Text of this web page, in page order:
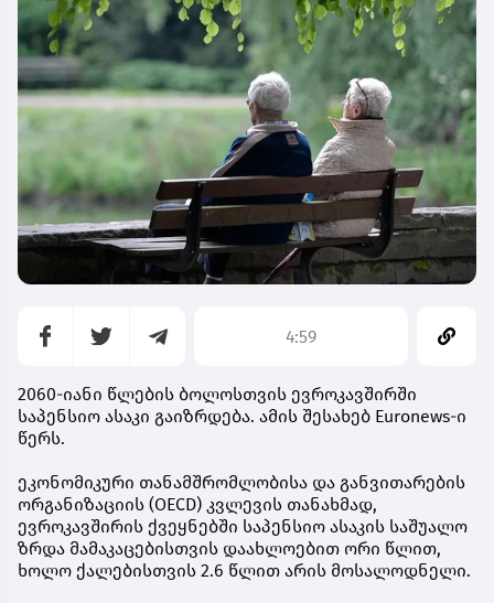
4:59
2060-იანი წლების ბოლოსთვის ევროკავშირში
საპენსიო ასაკი გაიზრდება. ამის შესახებ Euronews-ი
წერს.
ეკონომიკური თანამშრომლობისა და განვითარების
ორგანიზაციის (OECD) კვლევის თანახმად,
ევროკავშირის ქვეყნებში საპენსიო ასაკის საშუალო
ზრდა მამაკაცებისთვის დაახლოებით ორი წლით,
ხოლო ქალებისთვის 2.6 წლით არის მოსალოდნელი.